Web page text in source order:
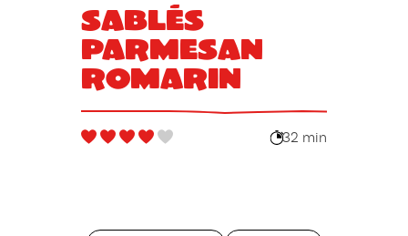
Sablés
parmesan
romarin
32 min